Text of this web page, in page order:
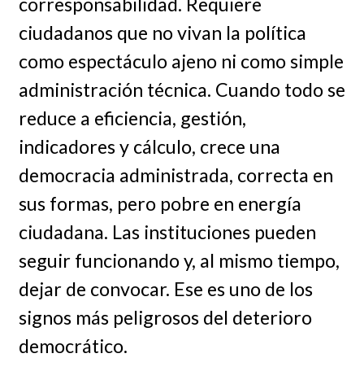
ciudadanos que no vivan la política
como espectáculo ajeno ni como simple
administración técnica. Cuando todo se
reduce a eficiencia, gestión,
indicadores y cálculo, crece una
democracia administrada, correcta en
sus formas, pero pobre en energía
ciudadana. Las instituciones pueden
seguir funcionando y, al mismo tiempo,
dejar de convocar. Ese es uno de los
signos más peligrosos del deterioro
democrático.